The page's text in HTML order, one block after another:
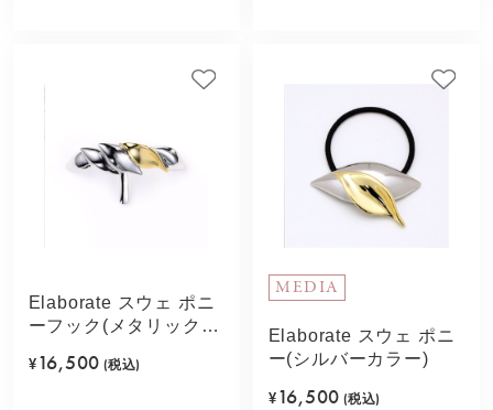
Elaborate スウェ ポニ
ーフック(メタリックマ
¥ 16,500 (税込)
MEDIA
Elaborate スウェ ポニ
ー(シルバーカラー)
¥ 16,500 (税込)